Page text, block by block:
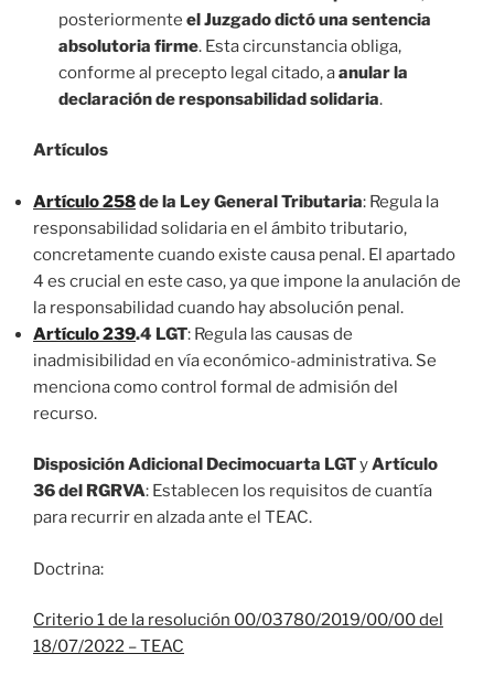
posteriormente el Juzgado dictó una sentencia
absolutoria firme. Esta circunstancia obliga,
conforme al precepto legal citado, aanular la
declaración de responsabilidad solidaria.
Artículos
Artículo 258de la Ley General Tributaria: Regula la
responsabilidad solidaria en el ámbito tributario,
concretamente cuando existe causa penal. El apartado
4 es crucial en este caso, ya que impone la anulación de
la responsabilidad cuando hay absolución penal.
Artículo 239.4 LGT: Regula las causas de
inadmisibilidad en vía económico-administrativa. Se
menciona como control formal de admisión del
recurso.
Disposición Adicional Decimocuarta LGTyArtículo
36 del RGRVA: Establecen los requisitos de cuantía
para recurrir en alzada ante el TEAC.
Doctrina:
Criterio 1 de la resolución 00/03780/2019/00/00 del
18/07/2022 – TEAC